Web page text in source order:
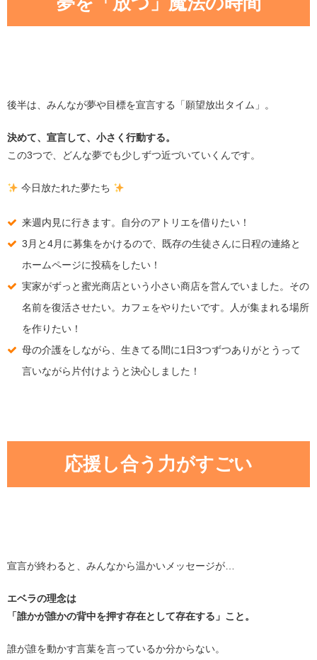
後半は、みんなが夢や目標を宣言する「願望放出タイム」。
決めて、宣言して、小さく行動する。
この3つで、どんな夢でも少しずつ近づいていくんです。
今日放たれた夢たち
来週内見に行きます。自分のアトリエを借りたい！
3月と4月に募集をかけるので、既存の生徒さんに日程の連絡と
ホームページに投稿をしたい！
実家がずっと蜜光商店という小さい商店を営んでいました。その
名前を復活させたい。カフェをやりたいです。人が集まれる場所
を作りたい！
母の介護をしながら、生きてる間に1日3つずつありがとうって
言いながら片付けようと決心しました！
応援し合う力がすごい
宣言が終わると、みんなから温かいメッセージが…
エベラの理念は
「誰かが誰かの背中を押す存在として存在する」こと。
誰が誰を動かす言葉を言っているか分からない。